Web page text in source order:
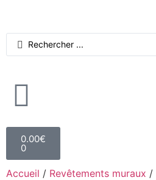
0.00€
0
Accueil / Revêtements muraux /